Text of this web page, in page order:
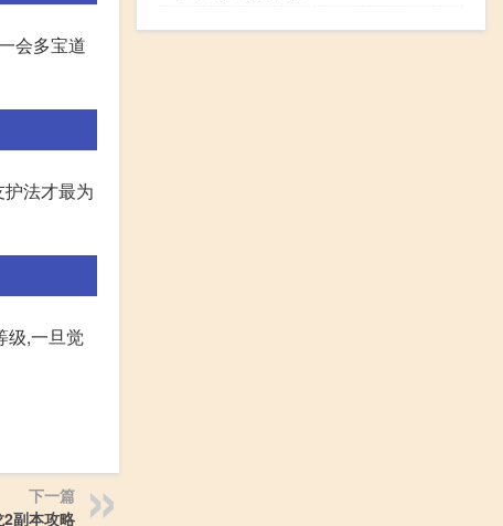
会多宝道
法才最为
级,一旦觉
下一篇
2副本攻略